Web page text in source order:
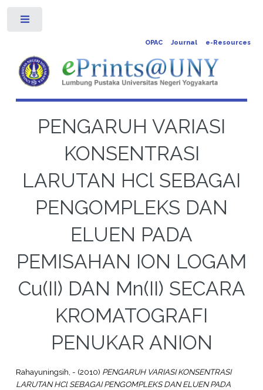
OPAC Journal e-Resources
PENGARUH VARIASI
KONSENTRASI
LARUTAN HCl SEBAGAI
PENGOMPLEKS DAN
ELUEN PADA
PEMISAHAN ION LOGAM
Cu(II) DAN Mn(II) SECARA
KROMATOGRAFI
PENUKAR ANION
Rahayuningsih, - (2010) PENGARUH VARIASI KONSENTRASI
LARUTAN HCl SEBAGAI PENGOMPLEKS DAN ELUEN PADA